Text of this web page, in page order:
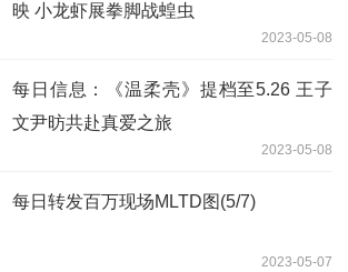
映 小龙虾展拳脚战蝗虫
2023-05-08
每日信息：《温柔壳》提档至5.26 王子
文尹昉共赴真爱之旅
2023-05-08
每日转发百万现场MLTD图(5/7)
2023-05-07